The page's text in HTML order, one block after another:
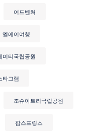
어드벤처
엘에이여행
미티국립공원
타그램
조슈아트리국립공원
팜스프링스